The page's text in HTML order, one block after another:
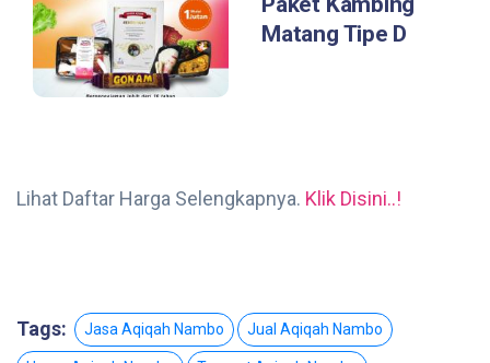
Matang Tipe D
Lihat Daftar Harga Selengkapnya. Klik Disini..!
Tags: Jasa Aqiqah Nambo Jual Aqiqah Nambo